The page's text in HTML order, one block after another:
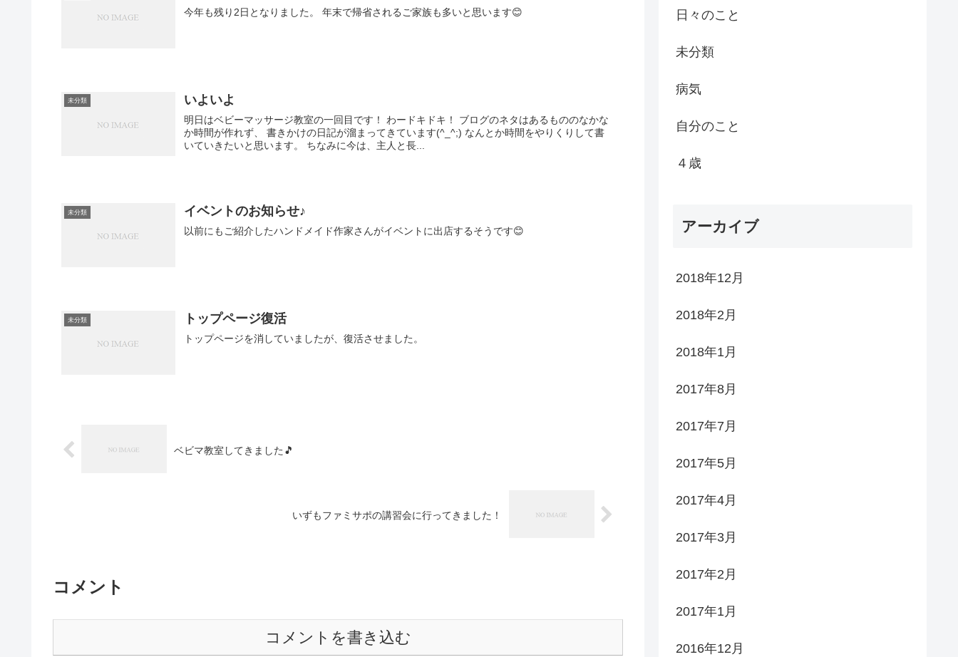
今年も残り2日となりました。 年末で帰省されるご家族も多いと思います😊
未分類 いよいよ
明日はベビーマッサージ教室の一回目です！ わードキドキ！ ブログのネタはあるもののなかな
か時間が作れず、 書きかけの日記が溜まってきています(^_^;) なんとか時間をやりくりして書
いていきたいと思います。 ちなみに今は、主人と長...
未分類 イベントのお知らせ♪
以前にもご紹介したハンドメイド作家さんがイベントに出店するそうです😊
未分類 トップページ復活
トップページを消していましたが、復活させました。
ベビマ教室してきました🎵
いずもファミサポの講習会に行ってきました！
コメント
コメントを書き込む
日々のこと
未分類
病気
自分のこと
４歳
アーカイブ
2018年12月
2018年2月
2018年1月
2017年8月
2017年7月
2017年5月
2017年4月
2017年3月
2017年2月
2017年1月
2016年12月